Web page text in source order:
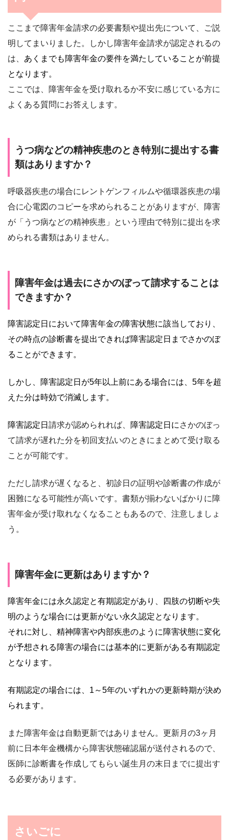
ここまで障害年金請求の必要書類や提出先について、ご説
明してまいりました。しかし障害年金請求が認定されるの
は、 あくまでも障害年金の要件を満たしていることが前提
となります。
ここでは、障害年金を受け取れるか不安に感じている方に
よくある質問にお答えします。
うつ病などの精神疾患のとき特別に提出する書
類はありますか？
呼吸器疾患の場合にレントゲンフィルムや循環器疾患の場
合に心電図のコピーを求められることがありますが、障害
が「うつ病などの精神疾患」という理由で特別に提出を求
められる書類はありません。
障害年金は過去にさかのぼって請求することは
できますか？
障害認定日において障害年金の障害状態に該当しており、
その時点の診断書を提出できれば障害認定日までさかのぼ
ることができます。
しかし、障害認定日が5年以上前にある場合には、5年を超
えた分は時効で消滅します。
障害認定日 請求が認められれば、 障害認定日に さかのぼっ
て請求が遅れた分を初回支払いのときにまとめて受け取る
ことが可能です。
ただし請求が遅くなると、初診日の証明や診断書の作成が
困難になる可能性が高いです。書類が揃わないばかりに障
害年金が受け取れなくなることもあるので、注意しましょ
う。
障害年金に更新はありますか？
障害年金には永久認定と有期認定があり、四肢の切断や失
明のような場合には更新がない永久認定となります。
それに対し、精神障害や内部疾患のように障害状態に変化
が予想される障害の場合には基本的に更新がある有期認定
となります。
有期認定の場合には、1～5年のいずれかの更新時期が決め
られます。
また障害年金は自動更新ではありません。更新月の3ヶ月
前に日本年金機構から障害状態確認届が送付されるので、
医師に診断書を作成してもらい誕生月の末日までに提出す
る必要があります。
さいごに